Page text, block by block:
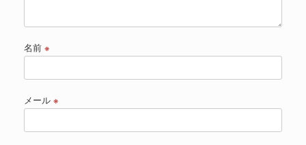
名前 ※
メール ※